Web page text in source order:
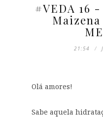
#VEDA 16
Maizena
21:54
Olá amores!
Sabe aquela